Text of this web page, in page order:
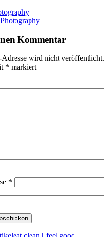
Photography
Kommentar
wird nicht veröffentlicht.
* markiert
*